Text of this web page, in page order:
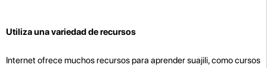
Utiliza una variedad de recursos
Internet ofrece muchos recursos para aprender suajili, como cursos